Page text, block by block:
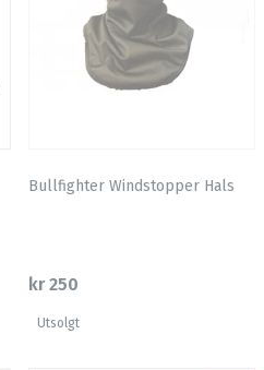
Bullfighter Windstopper Hals
kr 250
Utsolgt